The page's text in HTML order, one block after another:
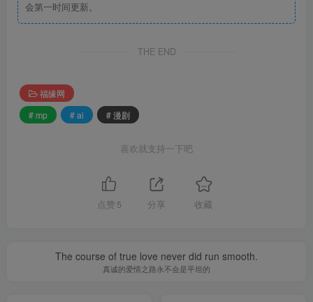
会第一时间更新。
THE END
福缘网
# mp
# ai # 漫剧
喜欢就支持一下吧
点赞 5 分享 收藏
The course of true love never did run smooth.
真诚的爱情之路永不会是平坦的